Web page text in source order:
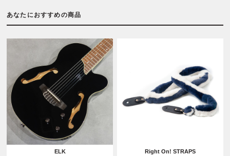
あなたにおすすめの商品
ELK
Right On! STRAPS